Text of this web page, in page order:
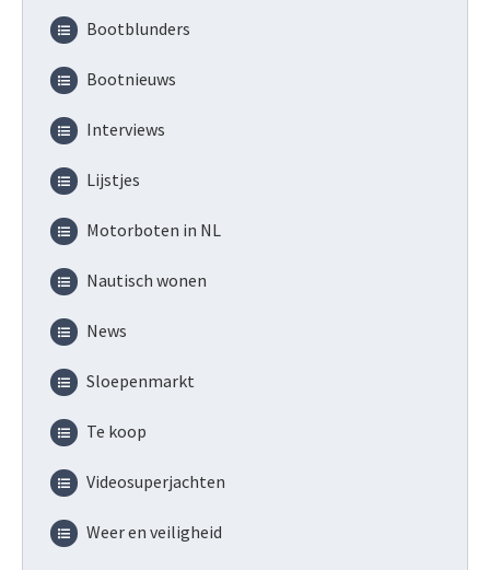
Bootblunders
Bootnieuws
Interviews
Lijstjes
Motorboten in NL
Nautisch wonen
News
Sloepenmarkt
Te koop
Videosuperjachten
Weer en veiligheid